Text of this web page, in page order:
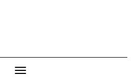
Cambiar modo de navegación